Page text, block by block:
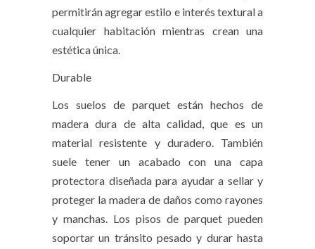
permitirán agregar estilo e interés textural a
cualquier habitación mientras crean una
estética única.
Durable
Los suelos de parquet están hechos de
madera dura de alta calidad, que es un
material resistente y duradero. También
suele tener un acabado con una capa
protectora diseñada para ayudar a sellar y
proteger la madera de daños como rayones
y manchas. Los pisos de parquet pueden
soportar un tránsito pesado y durar hasta